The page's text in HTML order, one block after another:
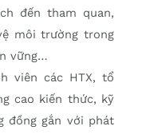
đến tham quan,
môi trường trong
vững…
viên các HTX, tổ
cao kiến thức, kỹ
đồng gắn với phát